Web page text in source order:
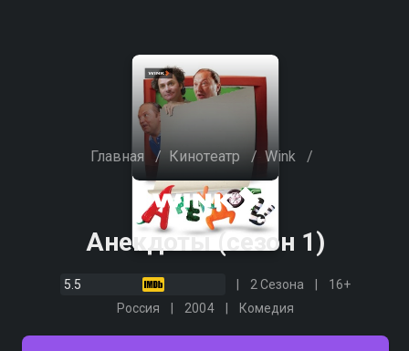
Главная / Кинотеатр / Wink /
Анекдоты (сезон 1)
5.5 2 Сезона
16+
Россия
2004 Комедия